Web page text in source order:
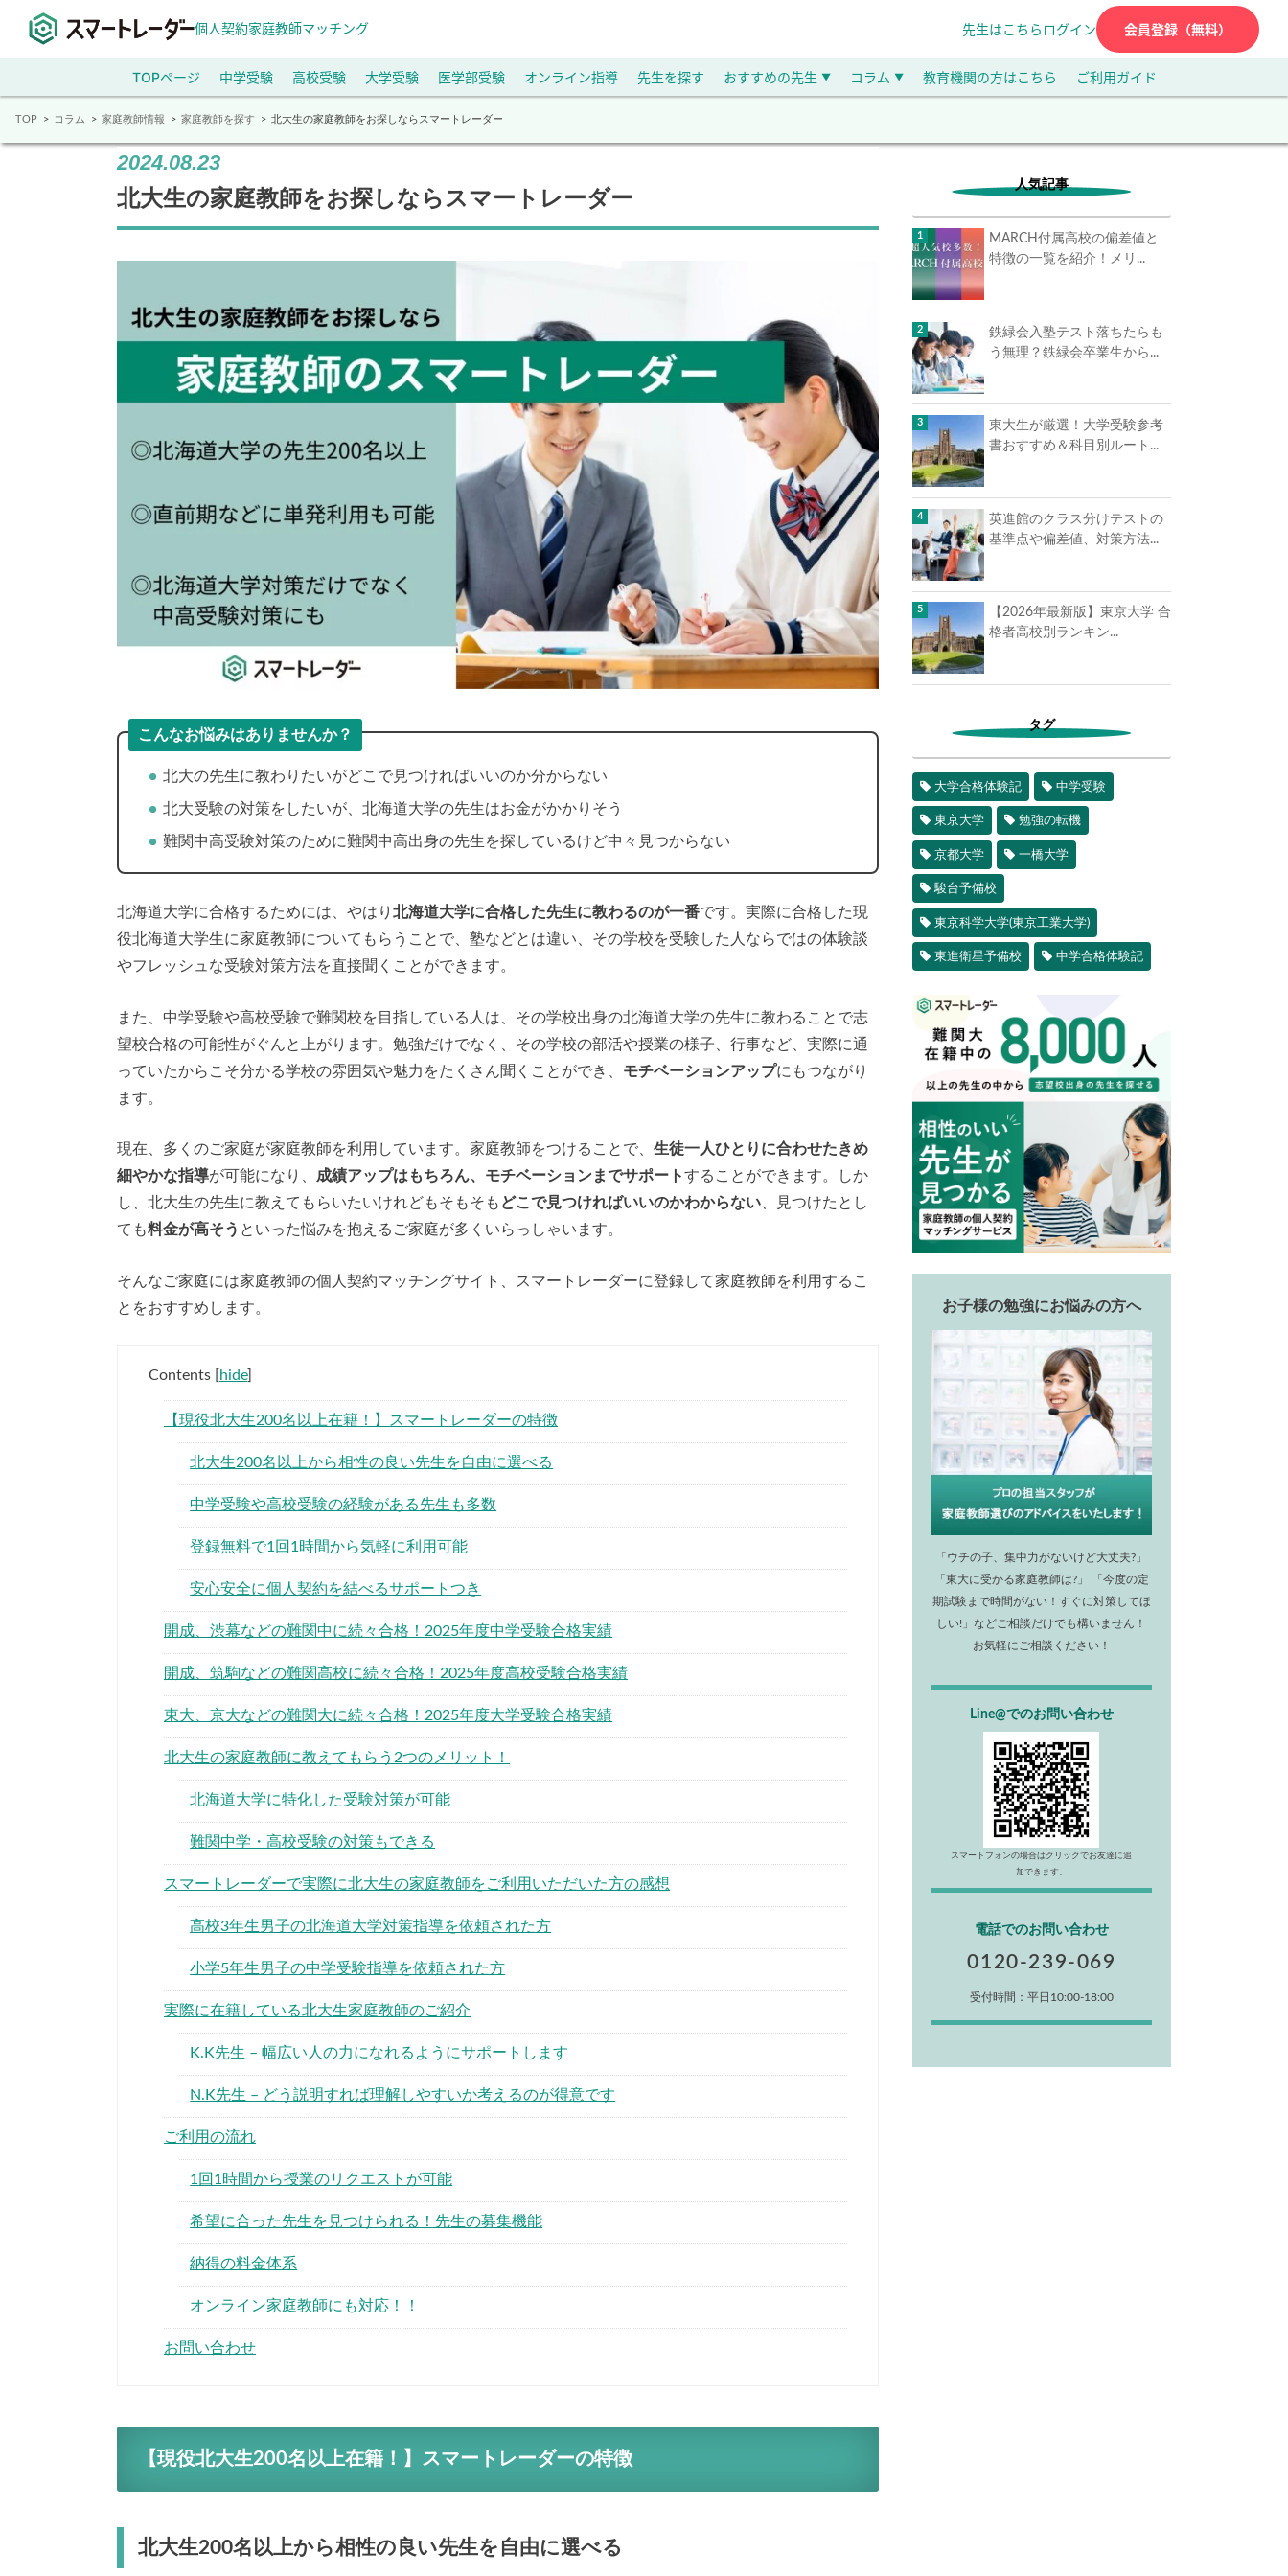
個人契約家庭教師マッチング 先生はこちら ログイン 会員登録（無料）
TOPページ 中学受験 高校受験 大学受験 医学部受験 オンライン指導 先生を探す おすすめの先生 ▼ コラム ▼ 教育機関の方はこちら ご利用ガイド
TOP コラム 家庭教師情報 家庭教師を探す 北大生の家庭教師をお探しならスマートレーダー
2024.08.23
北大生の家庭教師をお探しならスマートレーダー
こんなお悩みはありませんか？
北大の先生に教わりたいがどこで見つければいいのか分からない
北大受験の対策をしたいが、北海道大学の先生はお金がかかりそう
難関中高受験対策のために難関中高出身の先生を探しているけど中々見つからない
北海道大学に合格するためには、やはり 北海道大学に合格した先生に教わるのが一番です。実際に合格した現
役北海道大学生に家庭教師についてもらうことで、塾などとは違い、その学校を受験した人ならではの体験談
やフレッシュな受験対策方法を直接聞くことができます。
また、中学受験や高校受験で難関校を目指している人は、その学校出身の北海道大学の先生に教わることで志
望校合格の可能性がぐんと上がります。勉強だけでなく、その学校の部活や授業の様子、行事など、実際に通
っていたからこそ分かる学校の雰囲気や魅力をたくさん聞くことができ、 モチベーションアップにもつながり
ます。
現在、多くのご家庭が家庭教師を利用しています。家庭教師をつけることで、 生徒一人ひとりに合わせたきめ
細やかな指導が可能になり、 成績アップはもちろん、モチベーションまでサポートすることができます。しか
し、北大生の先生に教えてもらいたいけれどもそもそも どこで見つければいいのかわからない 、見つけたとし
ても料金が高そう といった悩みを抱えるご家庭が多くいらっしゃいます。
そんなご家庭には家庭教師の個人契約マッチングサイト、スマートレーダーに登録して家庭教師を利用するこ
とをおすすめします。
Contents [hide]
【現役北大生200名以上在籍！】スマートレーダーの特徴
北大生200名以上から相性の良い先生を自由に選べる
中学受験や高校受験の経験がある先生も多数
登録無料で1回1時間から気軽に利用可能
安心安全に個人契約を結べるサポートつき
開成、渋幕などの難関中に続々合格！2025年度中学受験合格実績
開成、筑駒などの難関高校に続々合格！2025年度高校受験合格実績
東大、京大などの難関大に続々合格！2025年度大学受験合格実績
北大生の家庭教師に教えてもらう2つのメリット！
北海道大学に特化した受験対策が可能
難関中学・高校受験の対策もできる
スマートレーダーで実際に北大生の家庭教師をご利用いただいた方の感想
高校3年生男子の北海道大学対策指導を依頼された方
小学5年生男子の中学受験指導を依頼された方
実際に在籍している北大生家庭教師のご紹介
K.K先生 – 幅広い人の力になれるようにサポートします
N.K先生 – どう説明すれば理解しやすいか考えるのが得意です
ご利用の流れ
1回1時間から授業のリクエストが可能
希望に合った先生を見つけられる！先生の募集機能
納得の料金体系
オンライン家庭教師にも対応！！
お問い合わせ
【現役北大生200名以上在籍！】スマートレーダーの特徴
北大生200名以上から相性の良い先生を自由に選べる
人気記事
MARCH付属高校の偏差値と
特徴の一覧を紹介！メリ...
鉄緑会入塾テスト落ちたらも
う無理？鉄緑会卒業生から...
東大生が厳選！大学受験参考
書おすすめ＆科目別ルート...
英進館のクラス分けテストの
基準点や偏差値、対策方法...
【2026年最新版】東京大学 合
格者高校別ランキン...
タグ
大学合格体験記 中学受験
東京大学 勉強の転機
京都大学 一橋大学
駿台予備校
東京科学大学(東京工業大学)
東進衛星予備校 中学合格体験記
お子様の勉強にお悩みの方へ
「ウチの子、集中力がないけど大丈夫?」
「東大に受かる家庭教師は?」 「今度の定
期試験まで時間がない！すぐに対策してほ
しい!」などご相談だけでも構いません！
お気軽にご相談ください！
Line@でのお問い合わせ
スマートフォンの場合はクリックでお友達に追
加できます。
電話でのお問い合わせ
0120-239-069
受付時間：平日10:00-18:00